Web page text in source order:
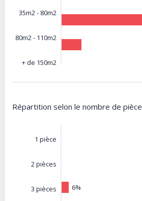
35m2 - 80m2
80m2 - 110m2
+ de 150m2
Répartition selon le nombre de pièce
1 pièce
2 pièces
3 pièces 6%